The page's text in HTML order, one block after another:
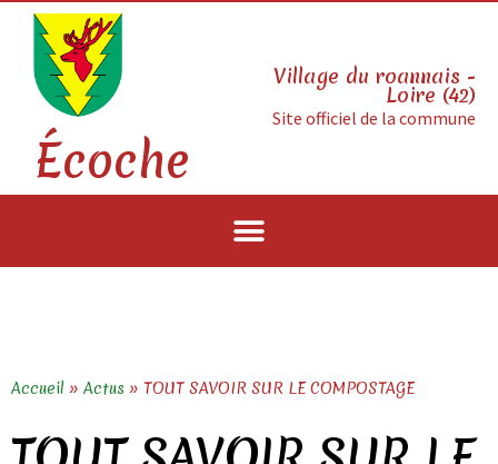
Écoche
Village du roannais -
Loire (42)
Site officiel de la commune
Accueil » Actus » TOUT SAVOIR SUR LE COMPOSTAGE